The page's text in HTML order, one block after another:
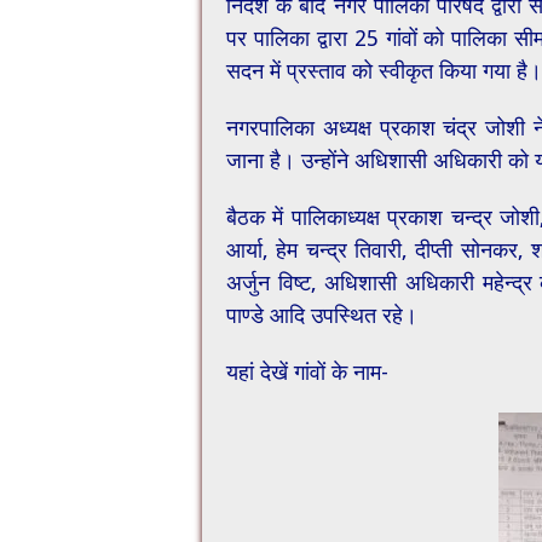
निर्देश के बाद नगर पालिका परिषद
पर पालिका द्वारा 25 गांवों को पालिका
सदन में प्रस्ताव को स्वीकृत किया गया है।
नगरपालिका अध्यक्ष प्रकाश चंद्र
जाना है। उन्होंने अधिशासी अधिकारी
बैठक में पालिकाध्यक्ष प्रकाश चन्द्र
आर्या, हेम चन्द्र तिवारी, दीप्ती
अर्जुन विष्ट, अधिशासी अधिकारी
पाण्डे आदि उपस्थित रहे।
यहां देखें गांवों के नाम-